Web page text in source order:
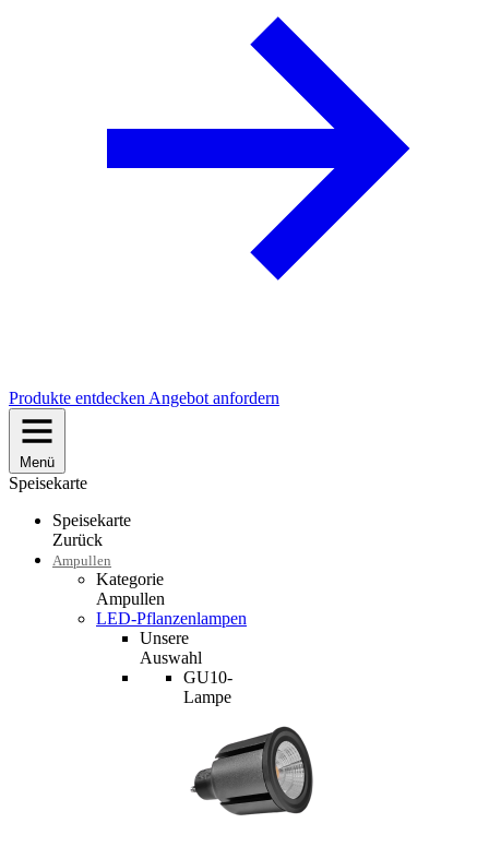
Produkte entdecken Angebot anfordern
Menü
Speisekarte
Speisekarte
Zurück
Ampullen
Kategorie
Ampullen
LED-Pflanzenlampen
Unsere
Auswahl
GU10-
Lampe